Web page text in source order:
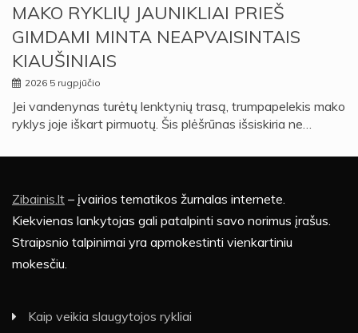
MAKO RYKLIŲ JAUNIKLIAI PRIEŠ
GIMDAMI MINTA NEAPVAISINTAIS
KIAUŠINIAIS
2026 5 rugpjūčio
Jei vandenynas turėtų lenktynių trasą, trumpapelekis mako
ryklys joje iškart pirmuotų. Šis plėšrūnas išsiskiria ne…
Zibainis.lt – įvairios tematikos žurnalas internete.
Kiekvienas lankytojas gali patalpinti savo norimus įrašus.
Straipsnio talpinimai yra apmokestinti vienkartiniu
mokesčiu.
Kaip veikia slaugytojos rykliai